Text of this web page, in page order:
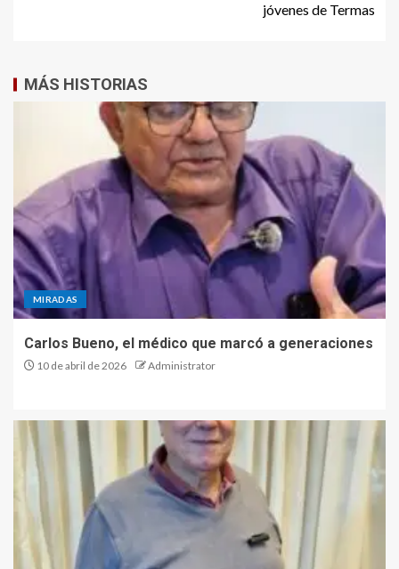
jóvenes de Termas
MÁS HISTORIAS
MIRADAS
Carlos Bueno, el médico que marcó a generaciones
10 de abril de 2026 Administrator